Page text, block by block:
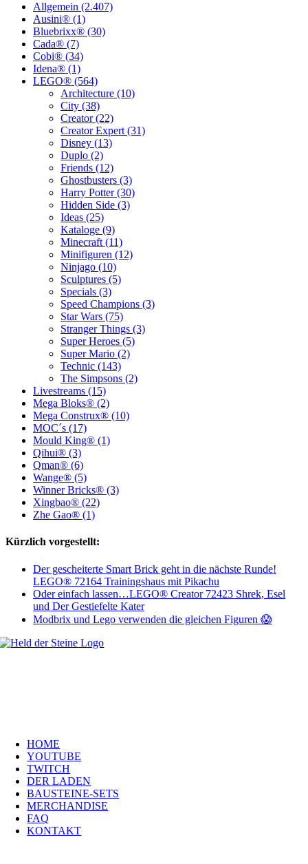
Allgemein (2.407)
Ausini® (1)
Bluebrixx® (30)
Cada® (7)
Cobi® (34)
Idena® (1)
LEGO® (564)
Architecture (10)
City (38)
Creator (22)
Creator Expert (31)
Disney (13)
Duplo (2)
Friends (12)
Ghostbusters (3)
Harry Potter (30)
Hidden Side (3)
Ideas (25)
Kataloge (9)
Minecraft (11)
Minifiguren (12)
Ninjago (10)
Sculptures (5)
Specials (3)
Speed Champions (3)
Star Wars (75)
Stranger Things (3)
Super Heroes (5)
Super Mario (2)
Technic (143)
The Simpsons (2)
Livestreams (15)
Mega Bloks® (2)
Mega Construx® (10)
MOC´s (17)
Mould King® (1)
Qihui® (3)
Qman® (6)
Wange® (5)
Winner Bricks® (3)
Xingbao® (22)
Zhe Gao® (1)
Kürzlich vorgestellt:
Der gescheiterte Smart Brick geht in die nächste Runde!
LEGO® 72164 Trainingshaus mit Pikachu
Oder einfach lassen…LEGO® Creator 72423 Shrek, Esel
und Der Gestiefelte Kater
Modbrix und Lego verwenden die gleichen Figuren 😱
HOME
YOUTUBE
TWITCH
DER LADEN
BAUSTEINE-SETS
MERCHANDISE
FAQ
KONTAKT